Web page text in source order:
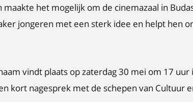
het mogelijk om de cinemazaal in
jongeren met een sterk idee en helpt hen
vindt plaats op zaterdag 30 mei om 17 uur
kort nagesprek met de schepen van Cultuur